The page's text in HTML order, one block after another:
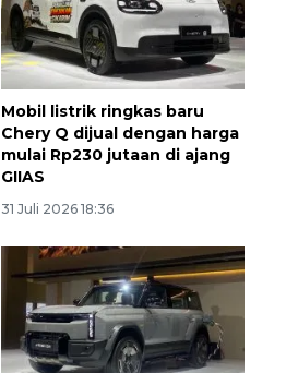
Mobil listrik ringkas baru
Chery Q dijual dengan harga
mulai Rp230 jutaan di ajang
GIIAS
31 Juli 2026 18:36